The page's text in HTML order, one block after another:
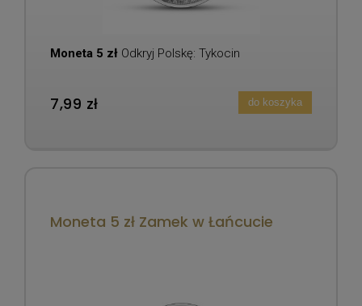
Moneta 5 zł Odkryj Polskę: Tykocin
7,99 zł do koszyka
Moneta 5 zł Zamek w Łańcucie